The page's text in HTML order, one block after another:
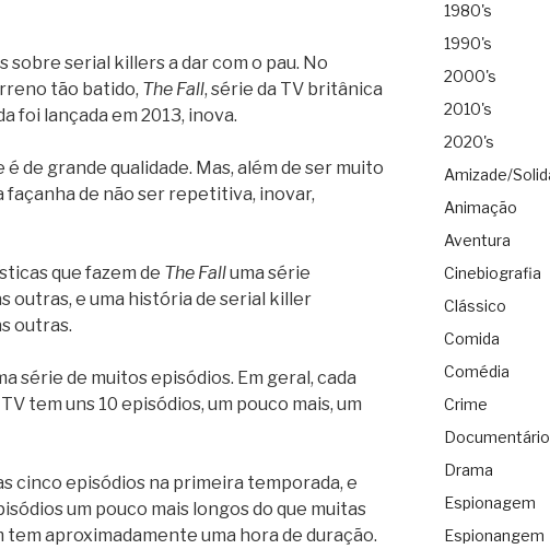
stars
sobre serial killers a dar com o pau. No
tão batido, The Fall, série da TV britânica
foi lançada em 2013, inova.
de grande qualidade. Mas, além de ser muito
façanha de não ser repetitiva, inovar,
que fazem de The Falluma série
outras, e uma história de serial killer
outras.
série de muitos episódios. Em geral, cada
tem uns 10 episódios, um pouco mais, um
cinco episódios na primeira temporada, e
um pouco mais longos do que muitas
tem aproximadamente uma hora de duração.
1980's
1990's
2000's
2010's
2020's
Amizade/
Animação
Aventura
Cinebiografia
Clássico
Comida
Comédia
Crime
Documentário
Drama
Espionagem
Espionangem